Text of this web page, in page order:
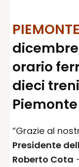
Privacy
Condizioni
PIEMONTE
orario
dieci
“Grazie al
Presidente
Roberto Cota